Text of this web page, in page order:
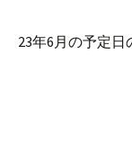
23年6月の予定日